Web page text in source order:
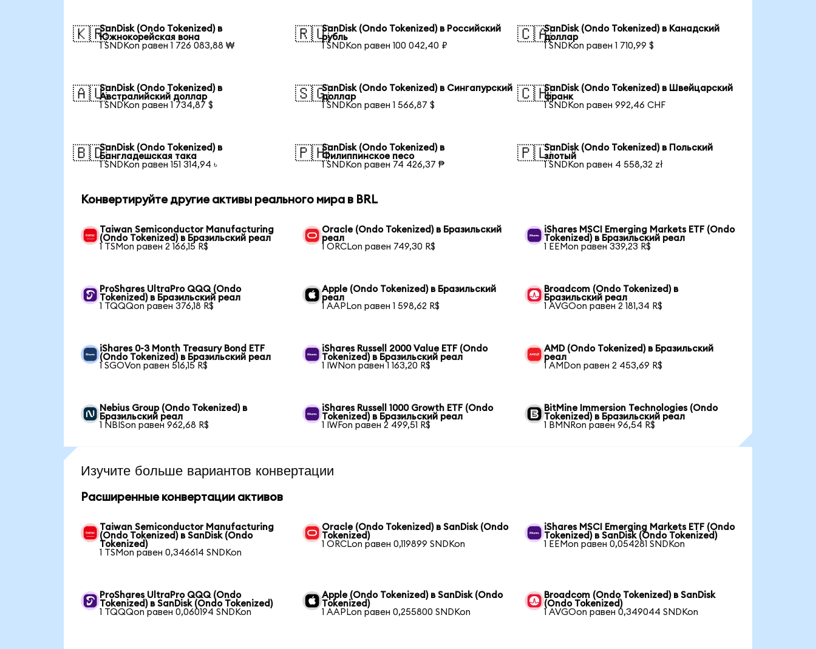
🇰🇷SanDisk (Ondo Tokenized) в
Южнокорейская вона
1 SNDKon равен 1 726 083,88 ₩
🇷🇺SanDisk (Ondo Tokenized) в Российский
рубль
1 SNDKon равен 100 042,40 ₽
🇨🇦SanDisk (Ondo Tokenized) в Канадский
доллар
1 SNDKon равен 1 710,99 $
🇦🇺SanDisk (Ondo Tokenized) в
Австралийский доллар
1 SNDKon равен 1 734,87 $
🇸🇬SanDisk (Ondo Tokenized) в Сингапурский
доллар
1 SNDKon равен 1 566,87 $
🇨🇭SanDisk (Ondo Tokenized) в Швейцарский
франк
1 SNDKon равен 992,46 CHF
🇧🇩SanDisk (Ondo Tokenized) в
Бангладешская така
1 SNDKon равен 151 314,94 ৳
🇵🇭SanDisk (Ondo Tokenized) в
Филиппинское песо
1 SNDKon равен 74 426,37 ₱
🇵🇱SanDisk (Ondo Tokenized) в Польский
злотый
1 SNDKon равен 4 558,32 zł
Конвертируйте другие активы реального мира в BRL
Taiwan Semiconductor Manufacturing
(Ondo Tokenized) в Бразильский реал
1 TSMon равен 2 166,15 R$
Oracle (Ondo Tokenized) в Бразильский
реал
1 ORCLon равен 749,30 R$
iShares MSCI Emerging Markets ETF (Ondo
Tokenized) в Бразильский реал
1 EEMon равен 339,23 R$
ProShares UltraPro QQQ (Ondo
Tokenized) в Бразильский реал
1 TQQQon равен 376,18 R$
Apple (Ondo Tokenized) в Бразильский
реал
1 AAPLon равен 1 598,62 R$
Broadcom (Ondo Tokenized) в
Бразильский реал
1 AVGOon равен 2 181,34 R$
iShares 0-3 Month Treasury Bond ETF
(Ondo Tokenized) в Бразильский реал
1 SGOVon равен 516,15 R$
iShares Russell 2000 Value ETF (Ondo
Tokenized) в Бразильский реал
1 IWNon равен 1 163,20 R$
AMD (Ondo Tokenized) в Бразильский
реал
1 AMDon равен 2 453,69 R$
Nebius Group (Ondo Tokenized) в
Бразильский реал
1 NBISon равен 962,68 R$
iShares Russell 1000 Growth ETF (Ondo
Tokenized) в Бразильский реал
1 IWFon равен 2 499,51 R$
BitMine Immersion Technologies (Ondo
Tokenized) в Бразильский реал
1 BMNRon равен 96,54 R$
Изучите больше вариантов конвертации
Расширенные конвертации активов
Taiwan Semiconductor Manufacturing
(Ondo Tokenized) в SanDisk (Ondo
Tokenized)
1 TSMon равен 0,346614 SNDKon
Oracle (Ondo Tokenized) в SanDisk (Ondo
Tokenized)
1 ORCLon равен 0,119899 SNDKon
iShares MSCI Emerging Markets ETF (Ondo
Tokenized) в SanDisk (Ondo Tokenized)
1 EEMon равен 0,054281 SNDKon
ProShares UltraPro QQQ (Ondo
Tokenized) в SanDisk (Ondo Tokenized)
1 TQQQon равен 0,060194 SNDKon
Apple (Ondo Tokenized) в SanDisk (Ondo
Tokenized)
1 AAPLon равен 0,255800 SNDKon
Broadcom (Ondo Tokenized) в SanDisk
(Ondo Tokenized)
1 AVGOon равен 0,349044 SNDKon